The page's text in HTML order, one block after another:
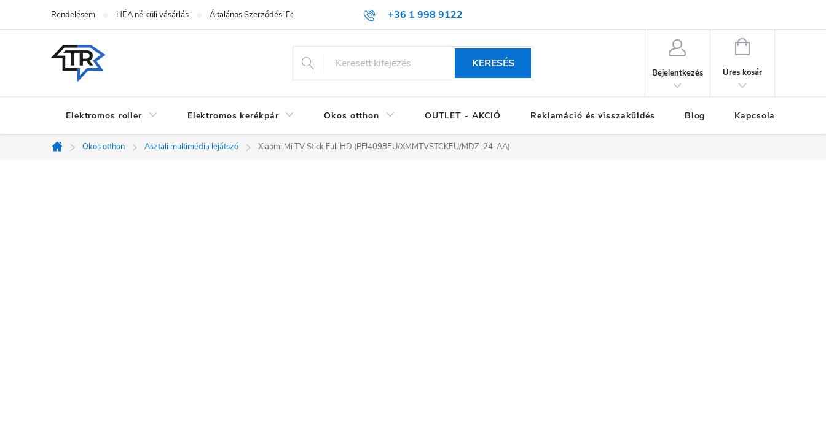
tartalomhoz
+36 1 998 9122
Rendelésem HÉA nélküli vásárlás Általános Szerződési Feltételek (ÁSZF)
KERESÉS
Bejelentkezés
KOSÁR
Üres kosár
Elektromos roller Elektromos kerékpár Okos otthon OUTLET - AKCIÓ Reklamáció és visszaküldés Blog Kapcsolat
Kezdőlap
Okos otthon Asztali multimédia lejátszó Xiaomi Mi TV Stick Full HD (PFJ4098EU/XMMTVSTCKEU/MDZ-24-AA)